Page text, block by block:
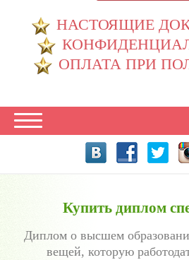
НАСТОЯЩИЕ
ОПЛАТА ПРИ
Купить диплом
Диплом о высшем
вещей, которую